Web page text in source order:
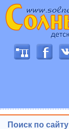
Поиск по сайту